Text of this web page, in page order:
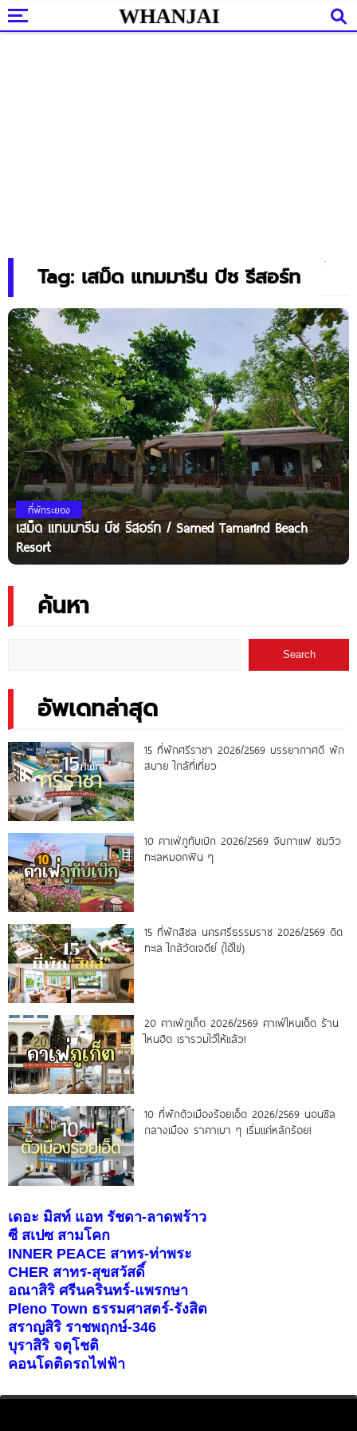
Tag: เสม็ด แทมมารีน บีช รีสอร์ท
ที่พักระยอง
เสม็ด แทมมารีน บีช รีสอร์ท / Samed Tamarind Beach
Resort
ค้นหา
Search
อัพเดทล่าสุด
15 ที่พักศรีราชา 2026/2569 บรรยากาศดี พัก
สบาย ใกล้ที่เที่ยว
10 คาเฟ่ภูทับเบิก 2026/2569 จิบกาแฟ ชมวิว
ทะเลหมอกฟิน ๆ
15 ที่พักสิชล นครศรีธรรมราช 2026/2569 ติด
ทะเล ใกล้วัดเจดีย์ (ไอ้ไข่)
20 คาเฟ่ภูเก็ต 2026/2569 คาเฟ่ไหนเด็ด ร้าน
ไหนฮิต เรารวมไว้ให้แล้ว!
10 ที่พักตัวเมืองร้อยเอ็ด 2026/2569 นอนชิล
กลางเมือง ราคาเบา ๆ เริ่มแค่หลักร้อย!
เดอะ มิสท์ แอท รัชดา-ลาดพร้าว
ซี สเปซ สามโคก
INNER PEACE สาทร-ท่าพระ
CHER สาทร-สุขสวัสดิ์
อณาสิริ ศรีนครินทร์-แพรกษา
Pleno Town ธรรมศาสตร์-รังสิต
สราญสิริ ราชพฤกษ์-346
บุราสิริ จตุโชติ
คอนโดติดรถไฟฟ้า